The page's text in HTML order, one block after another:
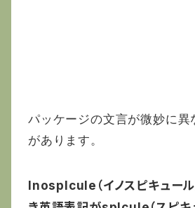
パッケージの文言が微妙に異
があります。
InospIcule（イノスピキュール